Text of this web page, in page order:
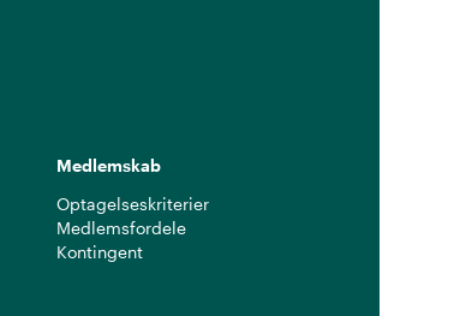
Medlemskab
Optagelseskriterier
Medlemsfordele
Kontingent